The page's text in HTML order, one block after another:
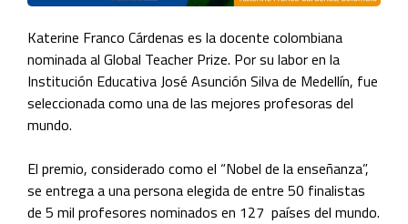
Katerine Franco Cárdenas es la docente colombiana
nominada al Global Teacher Prize. Por su labor en la
Institución Educativa José Asunción Silva de Medellín, fue
seleccionada como una de las mejores profesoras del
mundo.
El premio, considerado como el “Nobel de la enseñanza”,
se entrega a una persona elegida de entre 50 finalistas
de 5 mil profesores nominados en 127 países del mundo.